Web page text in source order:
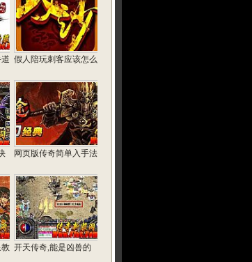
假人陪玩刺客应该怎么
网页版传奇简单入手法
开天传奇,能是凶兽的